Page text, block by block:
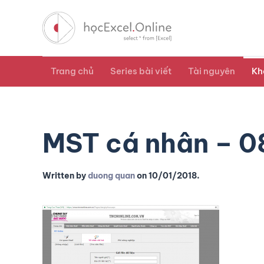
Trang chủ Series bài viết Tài nguyên
MST cá nhân –
Written byduong quanon10/01/2018.